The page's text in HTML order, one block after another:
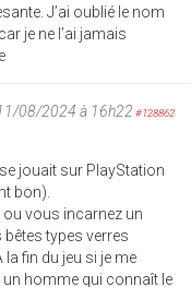
J’ai oublié le nom
je ne l’ai jamais
08/2024 à 16h22 #128862
jouait sur PlayStation
bon).
ou vous incarnez un
types verres
la fin du jeu si je me
homme qui connaît le